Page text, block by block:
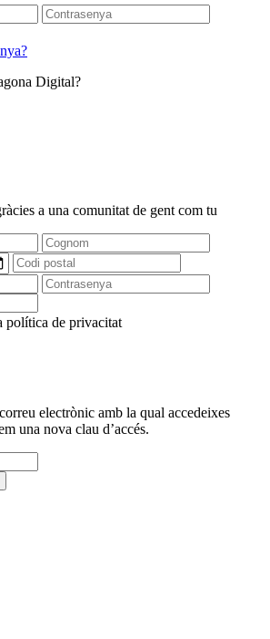
Digital?
a una comunitat de gent com tu
política de privacitat
electrònic amb la qual accedeixes
una nova clau d’accés.